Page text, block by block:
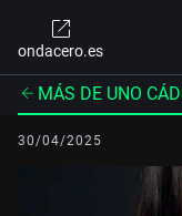
ondacero.es
MÁS DE UNO
30/04/2025